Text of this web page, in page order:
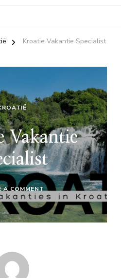
Kroatie Vakantie Specialist
Vakantie
A COMMENTON
KROATIE
VAKANTIE
SPECIALIST